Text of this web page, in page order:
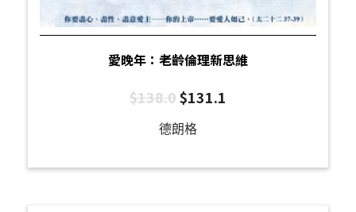
愛晚年：老齡倫理新思維
$138.0$131.1
德朗格